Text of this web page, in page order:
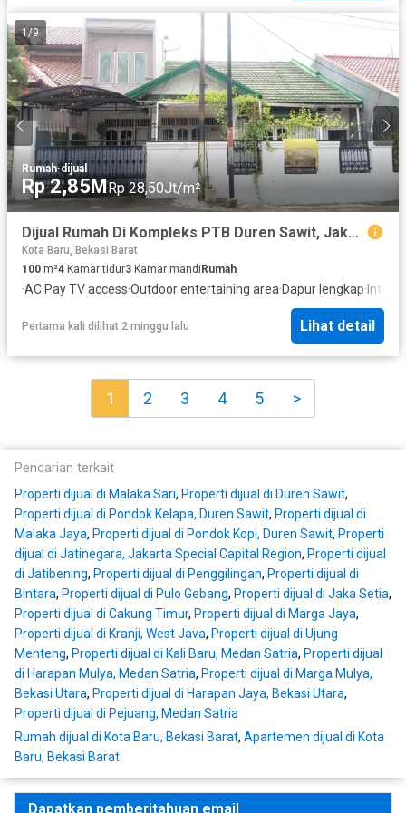
1/9
Rumah·dijual
Rp 2,85MRp 28,50Jt/m²
Dijual Rumah Di Kompleks PTB Duren Sawit, Jakarta Timur
Kota Baru, Bekasi Barat
100 m²4 Kamar tidur3 Kamar mandiRumah
·AC·Pay TV access·Outdoor entertaining area·Dapur lengkap·
Pertama kali dilihat 2 minggu lalu Lihat detail
1 2 3 4 5 >
Pencarian terkait
Properti dijual di Malaka Sari, Properti dijual di Duren Sawit,
Properti dijual di Pondok Kelapa, Duren Sawit, Properti dijual di
Malaka Jaya, Properti dijual di Pondok Kopi, Duren Sawit, Properti
dijual di Jatinegara, Jakarta Special Capital Region, Properti dijual
di Jatibening, Properti dijual di Penggilingan, Properti dijual di
Bintara, Properti dijual di Pulo Gebang, Properti dijual di Jaka Setia,
Properti dijual di Cakung Timur, Properti dijual di Marga Jaya,
Properti dijual di Kranji, West Java, Properti dijual di Ujung
Menteng, Properti dijual di Kali Baru, Medan Satria, Properti dijual
di Harapan Mulya, Medan Satria, Properti dijual di Marga Mulya,
Bekasi Utara, Properti dijual di Harapan Jaya, Bekasi Utara,
Properti dijual di Pejuang, Medan Satria
Rumah dijual di Kota Baru, Bekasi Barat, Apartemen dijual di Kota
Baru, Bekasi Barat
Dapatkan pemberitahuan email